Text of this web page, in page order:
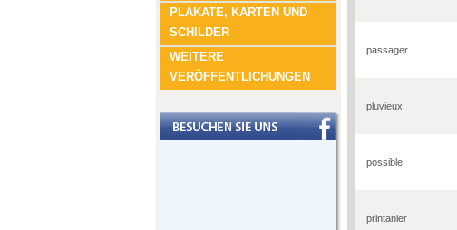
PLAKATE, KARTEN UND
SCHILDER
WEITERE
VERÖFFENTLICHUNGEN
passager
pluvieux
possible
printanier